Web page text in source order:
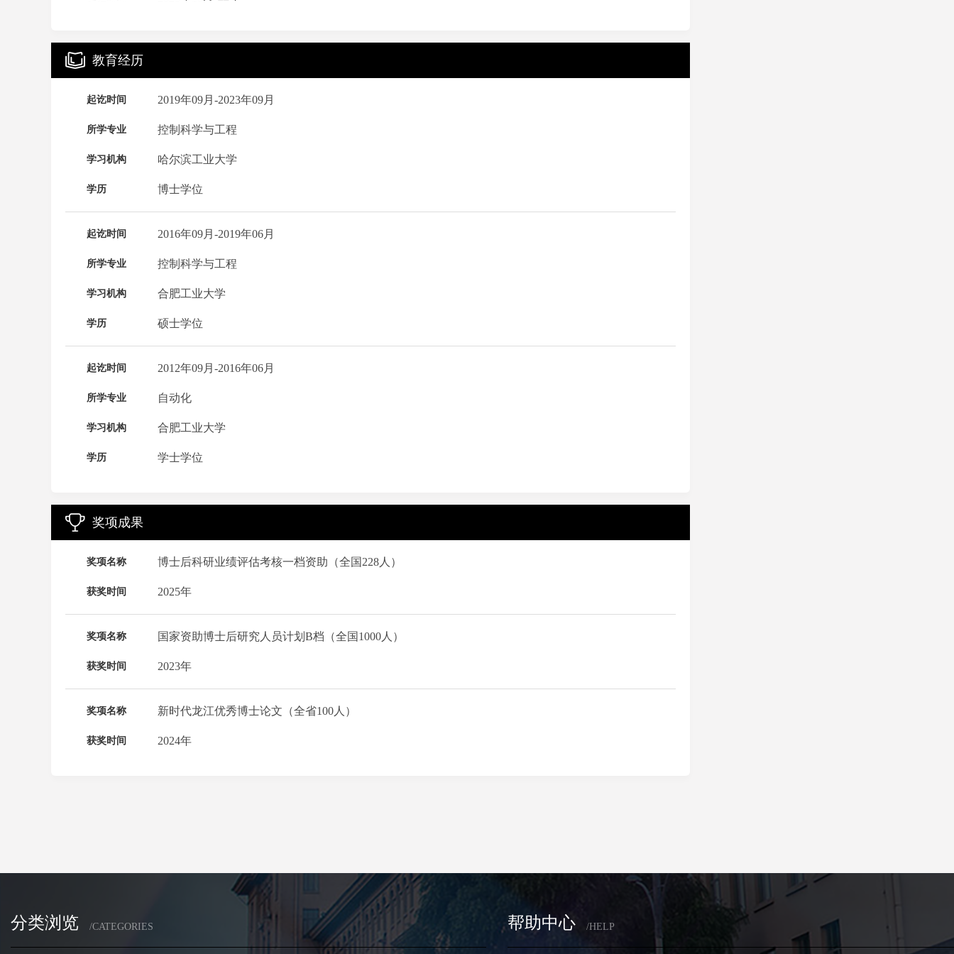
教育经历
起讫时间 2019年09月-2023年09月
所学专业 控制科学与工程
学习机构 哈尔滨工业大学
学历 博士学位
起讫时间 2016年09月-2019年06月
所学专业 控制科学与工程
学习机构 合肥工业大学
学历 硕士学位
起讫时间 2012年09月-2016年06月
所学专业 自动化
学习机构 合肥工业大学
学历 学士学位
奖项成果
奖项名称 博士后科研业绩评估考核一档资助（全国228人）
获奖时间 2025年
奖项名称 国家资助博士后研究人员计划B档（全国1000人）
获奖时间 2023年
奖项名称 新时代龙江优秀博士论文（全省100人）
获奖时间 2024年
分类浏览 /CATEGORIES 帮助中心 /HELP